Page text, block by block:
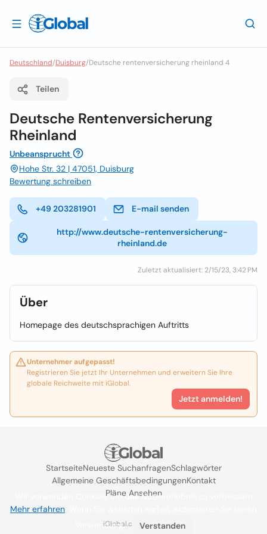
Deutschland/Duisburg/Deutsche rentenversicherung rheinland 4
Teilen
Deutsche Rentenversicherung
Rheinland
Unbeansprucht
Hohe Str. 32 | 47051, Duisburg
Bewertung schreiben
+49 203281901 E-mail senden
http://www.deutsche-rentenversicherung-
rheinland.de
Zuletzt aktualisiert: 2/15/23, 3:42 PM
Über
Homepage des deutschsprachigen Auftritts
Unternehmer aufgepasst!
Registrieren Sie jetzt Ihr Unternehmen und erweitern Sie Ihre
globale Reichweite mit iGlobal.
Jetzt anmelden!
StartseiteNeueste SuchanfragenSchlagwörter
Allgemeine GeschäftsbedingungenKontakt
Pläne Ansehen
iGlobal.co @ 2024
Wir verwenden Cookies, um das Nutzererlebnis zu verbessern
Mehr erfahren
Verwendung.
Verstanden